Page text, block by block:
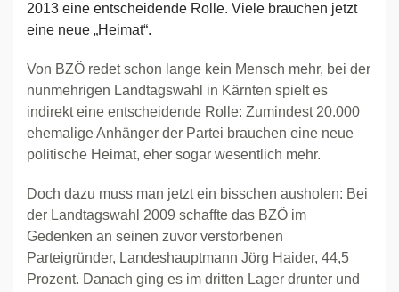
2013 eine entscheidende Rolle. Viele brauchen jetzt
eine neue „Heimat“.
Von BZÖ redet schon lange kein Mensch mehr, bei der
nunmehrigen Landtagswahl in Kärnten spielt es
indirekt eine entscheidende Rolle: Zumindest 20.000
ehemalige Anhänger der Partei brauchen eine neue
politische Heimat, eher sogar wesentlich mehr.
Doch dazu muss man jetzt ein bisschen ausholen: Bei
der Landtagswahl 2009 schaffte das BZÖ im
Gedenken an seinen zuvor verstorbenen
Parteigründer, Landeshauptmann Jörg Haider, 44,5
Prozent. Danach ging es im dritten Lager drunter und